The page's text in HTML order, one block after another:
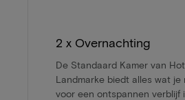
2 x Overnachting
De Standaard Kamer van
Landmarke biedt alles wat je
voor een ontspannen verblijf